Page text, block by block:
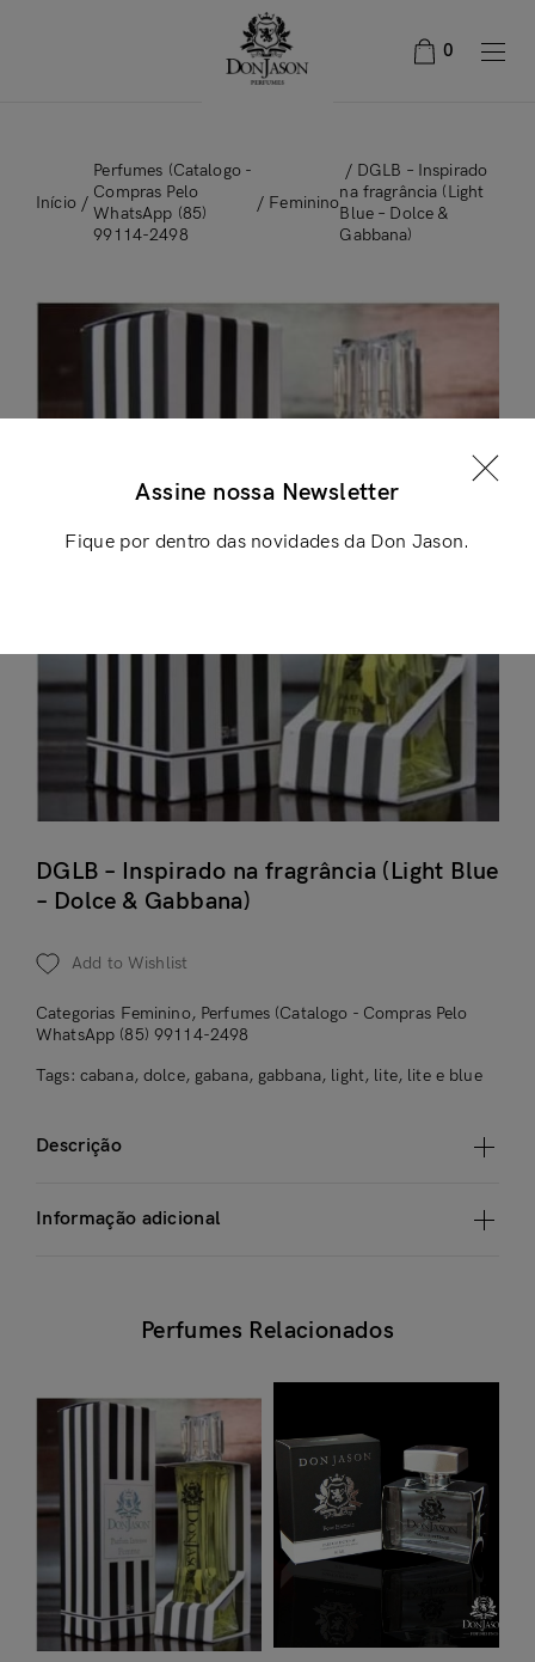
0
Início/
Perfumes (Catalogo -
Compras Pelo
WhatsApp (85)
99114-2498
/ Feminino
/ DGLB – Inspirado
na fragrância (Light
Blue – Dolce &
Gabbana)
DGLB – Inspirado na fragrância (Light Blue
– Dolce & Gabbana)
Add to Wishlist
Categorias Feminino, Perfumes (Catalogo - Compras Pelo
WhatsApp (85) 99114-2498
Tags: cabana, dolce, gabana, gabbana, light, lite, lite e blue
Descrição
Informação adicional
Perfumes Relacionados
Assine nossa Newsletter
Fique por dentro das novidades da Don Jason.
×